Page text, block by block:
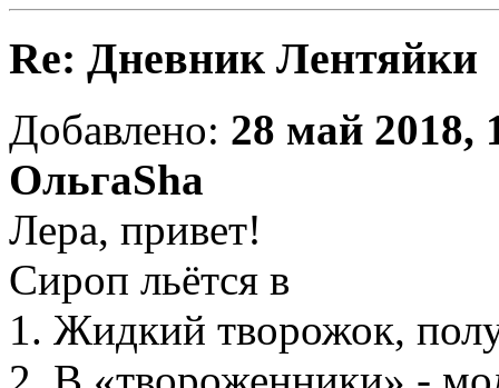
Re: Дневник Лентяйки
Добавлено: 28 май 2018,
ОльгаSha
Лера, привет!
Сироп льётся в
1. Жидкий творожок,